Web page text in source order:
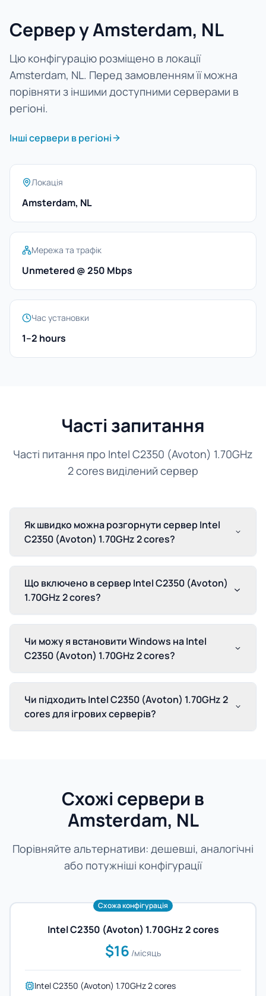
Сервер у Amsterdam, NL
Цю конфігурацію розміщено в локації
Amsterdam, NL. Перед замовленням її можна
порівняти з іншими доступними серверами в
регіоні.
Інші сервери в регіоні
Локація
Amsterdam, NL
Мережа та трафік
Unmetered @ 250 Mbps
Час установки
1–2 hours
Часті запитання
Часті питання про Intel C2350 (Avoton) 1.70GHz
2 cores виділений сервер
Як швидко можна розгорнути сервер Intel
C2350 (Avoton) 1.70GHz 2 cores?
Що включено в сервер Intel C2350 (Avoton)
1.70GHz 2 cores?
Чи можу я встановити Windows на Intel
C2350 (Avoton) 1.70GHz 2 cores?
Чи підходить Intel C2350 (Avoton) 1.70GHz 2
cores для ігрових серверів?
Схожі сервери в
Amsterdam, NL
Порівняйте альтернативи: дешевші, аналогічні
або потужніші конфігурації
Схожа конфігурація
Intel C2350 (Avoton) 1.70GHz 2 cores
$16 /місяць
Intel C2350 (Avoton) 1.70GHz 2 cores